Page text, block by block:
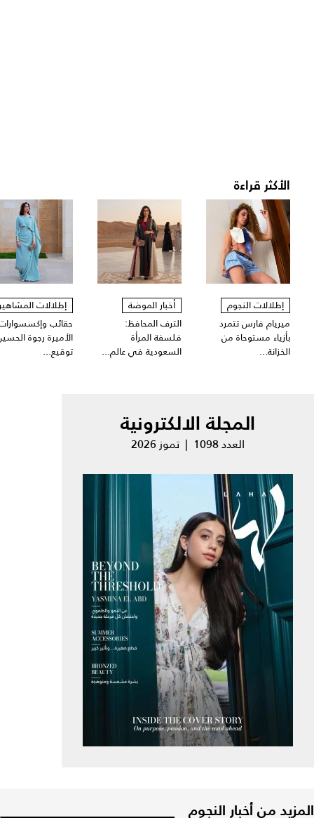
الأكثر قراءة
إطلالات النجوم
ميريام فارس تتمرد
بأزياء مستوحاة من
الخزانة...
أخبار الموضة
الترف المحافظ:
فلسفة المرأة
السعودية في عالم...
إطلالات
حقائب
الأميرة رجوة
توقيع...
المجلة الالكترونية
العدد 1098 | تموز 2026
المزيد من أخبار النجوم